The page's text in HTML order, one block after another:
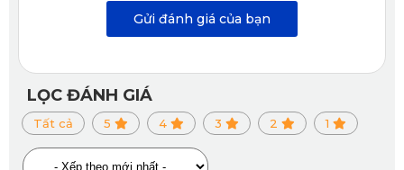
Gửi đánh giá của bạn
LỌC ĐÁNH GIÁ
Tất cả 5 4 3 2 1